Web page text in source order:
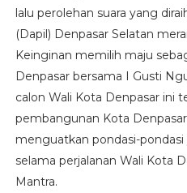
lalu perolehan suara yang
(Dapil) Denpasar Selatan
Keinginan memilih maju
Denpasar bersama I Gusti
calon Wali Kota Denpasar ini
pembangunan Kota
menguatkan pondasi-
selama perjalanan Wali Kota
Mantra.